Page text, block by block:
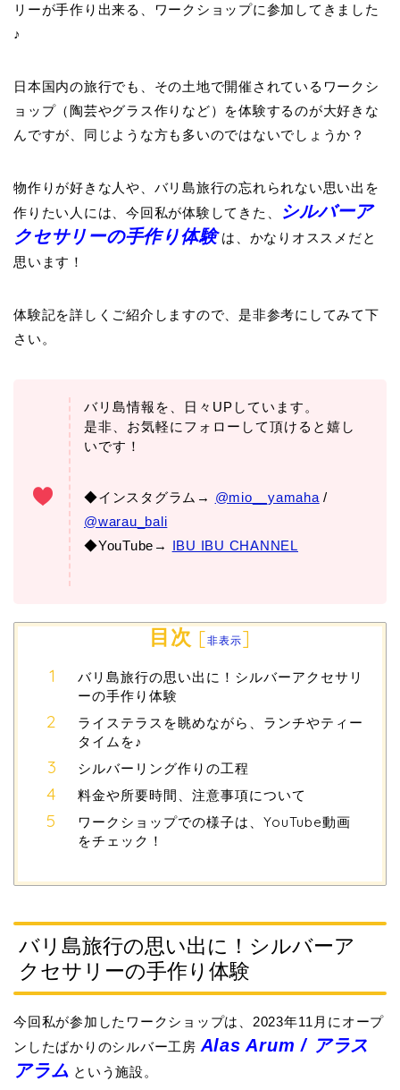
リーが手作り出来る、ワークショップに参加してきました
♪
日本国内の旅行でも、その土地で開催されているワークシ
ョップ（陶芸やグラス作りなど）を体験するのが大好きな
んですが、同じような方も多いのではないでしょうか？
物作りが好きな人や、バリ島旅行の忘れられない思い出を
作りたい人には、今回私が体験してきた、
シルバーア
クセサリーの手作り体験は、かなりオススメだと
思います！
体験記を詳しくご紹介しますので、是非参考にしてみて下
さい。
バリ島情報を、日々UPしています。
是非、お気軽にフォローして頂けると嬉し
いです！
◆インスタグラム→ @mio__yamaha /
@warau_bali
◆YouTube→ IBU IBU CHANNEL
目次 [非表示]
バリ島旅行の思い出に！シルバーアクセサリ
ーの手作り体験
ライステラスを眺めながら、ランチやティー
タイムを♪
シルバーリング作りの工程
料金や所要時間、注意事項について
ワークショップでの様子は、YouTube動画
をチェック！
バリ島旅行の思い出に！シルバーア
クセサリーの手作り体験
今回私が参加したワークショップは、2023年11月にオープ
ンしたばかりのシルバー工房 Alas Arum / アラス
アラム という施設。